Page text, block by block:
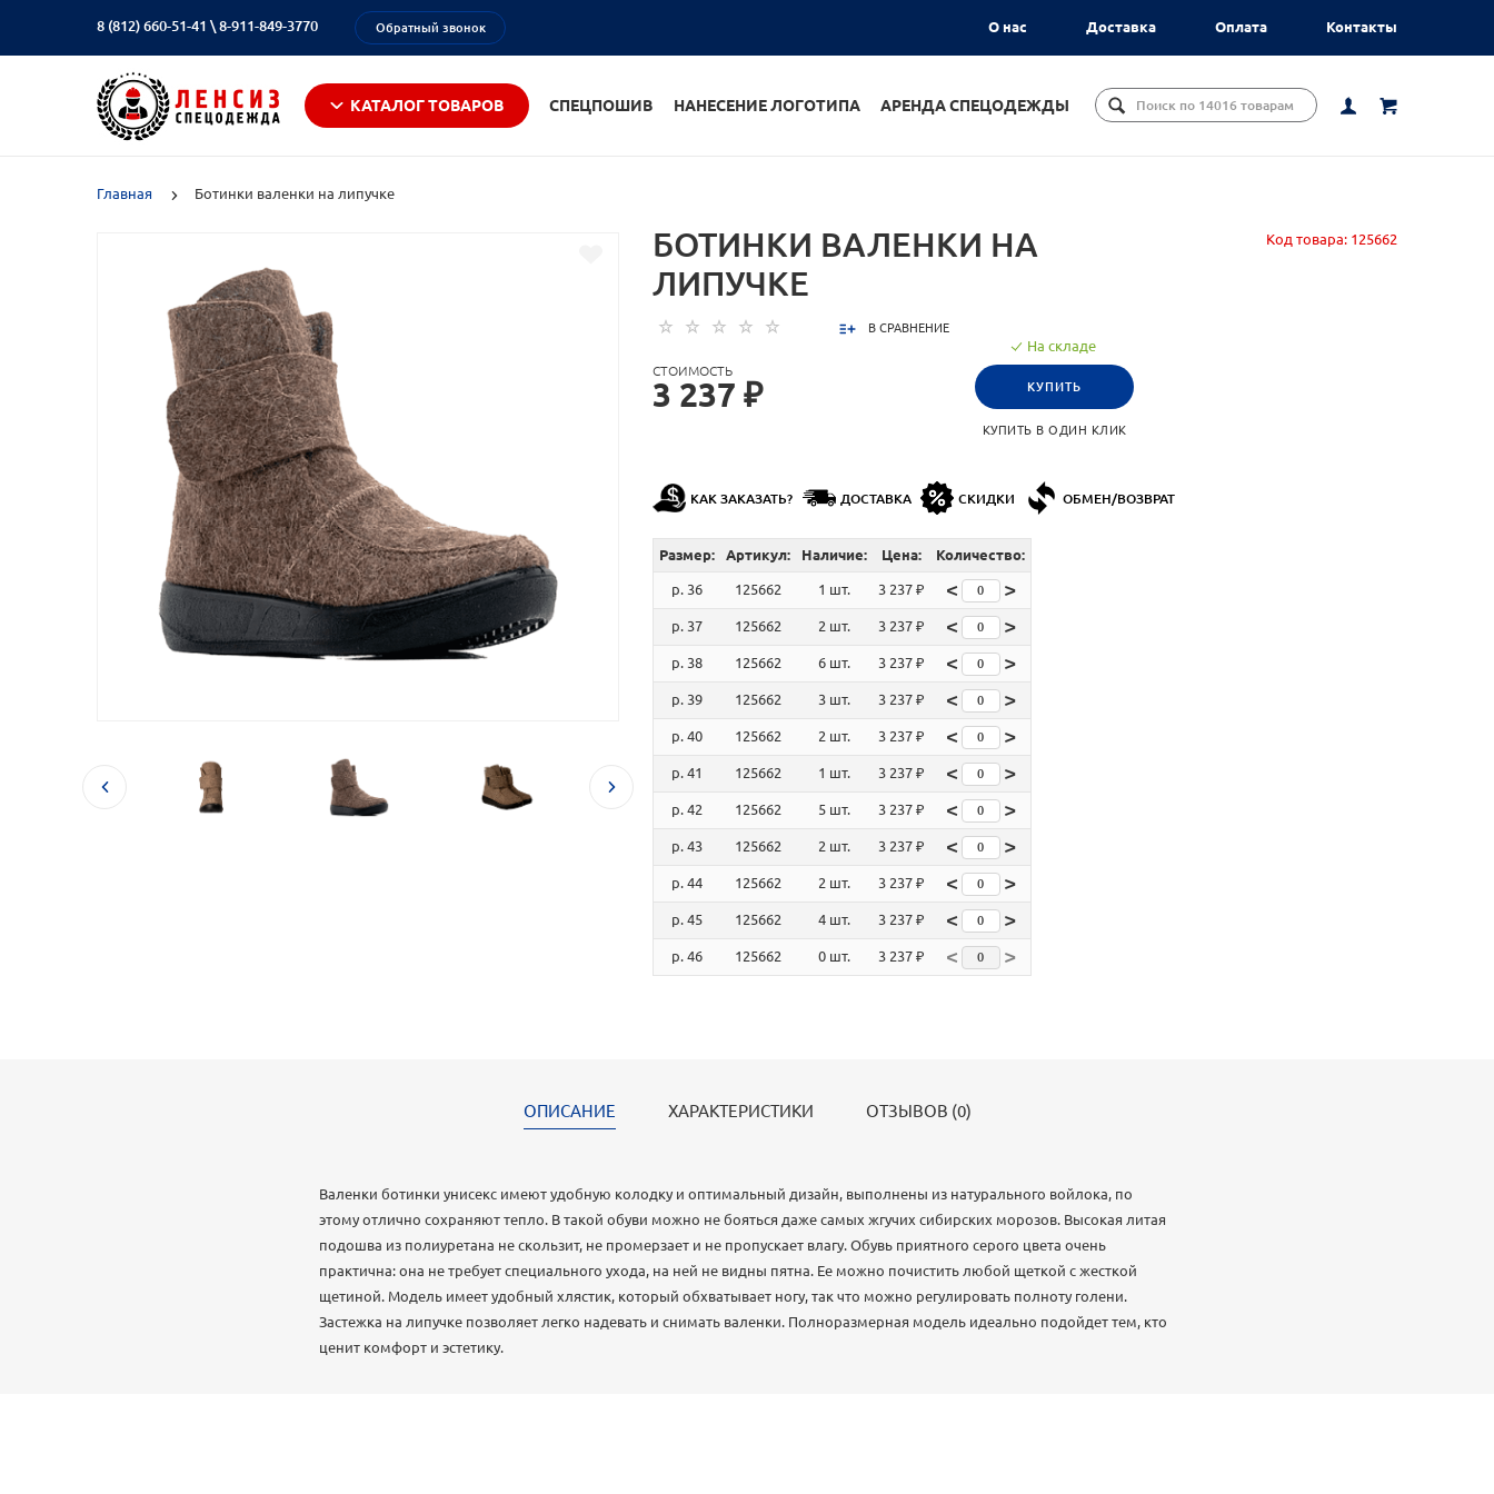
8 (812) 660-51-41 \ 8-911-849-3770 Обратный звонок О нас Доставка Оплата Контакты
КАТАЛОГ ТОВАРОВ СПЕЦПОШИВ НАНЕСЕНИЕ ЛОГОТИПА АРЕНДА СПЕЦОДЕЖДЫ
Главная Ботинки валенки на липучке
Код товара: 125662
БОТИНКИ ВАЛЕНКИ НА
ЛИПУЧКЕ
В СРАВНЕНИЕ
СТОИМОСТЬ
3 237 ₽
На складе
КУПИТЬ
КУПИТЬ В ОДИН КЛИК
КАК ЗАКАЗАТЬ? ДОСТАВКА СКИДКИ ОБМЕН/ВОЗВРАТ
Размер: Артикул: Наличие: Цена: Количество:
р. 36 125662 1 шт. 3 237 ₽ < >
р. 37 125662 2 шт. 3 237 ₽ < >
р. 38 125662 6 шт. 3 237 ₽ < >
р. 39 125662 3 шт. 3 237 ₽ < >
р. 40 125662 2 шт. 3 237 ₽ < >
р. 41 125662 1 шт. 3 237 ₽ < >
р. 42 125662 5 шт. 3 237 ₽ < >
р. 43 125662 2 шт. 3 237 ₽ < >
р. 44 125662 2 шт. 3 237 ₽ < >
р. 45 125662 4 шт. 3 237 ₽ < >
р. 46 125662 0 шт. 3 237 ₽ < >
ОПИСАНИЕ ХАРАКТЕРИСТИКИ ОТЗЫВОВ (0)
Валенки ботинки унисекс имеют удобную колодку и оптимальный дизайн, выполнены из натурального войлока, по
этому отлично сохраняют тепло. В такой обуви можно не бояться даже самых жгучих сибирских морозов. Высокая литая
подошва из полиуретана не скользит, не промерзает и не пропускает влагу. Обувь приятного серого цвета очень
практична: она не требует специального ухода, на ней не видны пятна. Ее можно почистить любой щеткой с жесткой
щетиной. Модель имеет удобный хлястик, который обхватывает ногу, так что можно регулировать полноту голени.
Застежка на липучке позволяет легко надевать и снимать валенки. Полноразмерная модель идеально подойдет тем, кто
ценит комфорт и эстетику.